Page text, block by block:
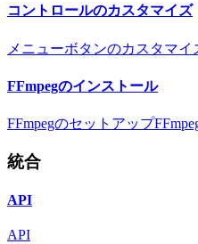
コントロールのカスタマイズ
メニューボタンのカスタマイ
FFmpegのインストール
FFmpegのセットアップ
統合
API
API